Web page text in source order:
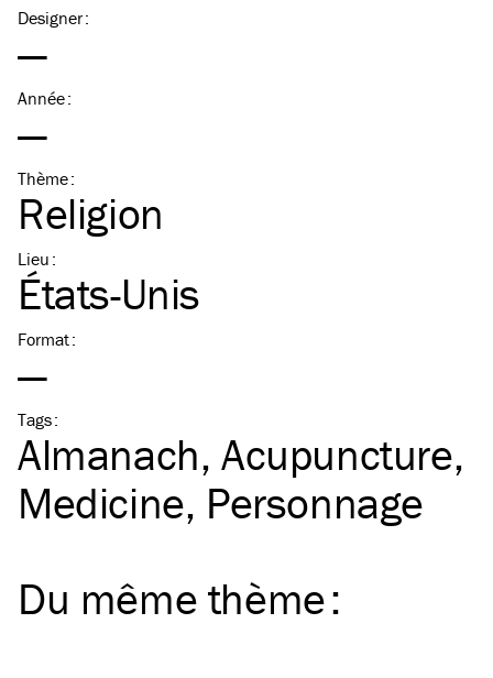
Designer:
—
Année:
—
Thème:
Religion
Lieu :
États-Unis
Format:
—
Tags:
Almanach Acupuncture
Medicine Personnage
Du même thème: